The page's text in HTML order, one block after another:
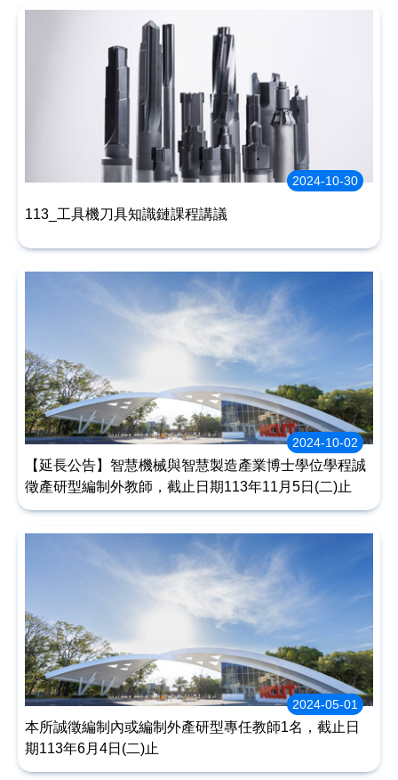
2024-10-30
113_工具機刀具知識鏈課程講議
2024-10-02
【延長公告】智慧機械與智慧製造產業博士學位學程誠
徵產研型編制外教師，截止日期113年11月5日(二)止
2024-05-01
本所誠徵編制內或編制外產研型專任教師1名，截止日
期113年6月4日(二)止